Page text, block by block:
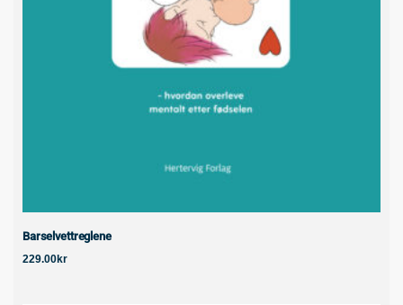
Barselvettreglene
229.00kr